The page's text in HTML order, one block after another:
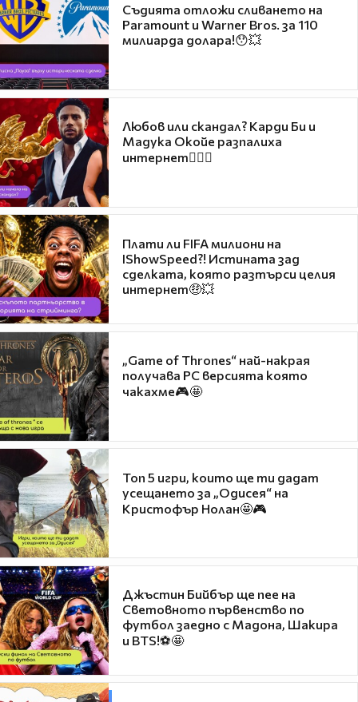
Съдията отложи сливането на
Paramount и Warner Bros. за 110
милиарда долара!😯💥
Любов или скандал? Карди Би и
Мадука Окойе разпалиха
интернет❤️‍🔥🔥
Плати ли FIFA милиони на
IShowSpeed?! Истината зад
сделката, която разтърси целия
интернет🤑💥
„Game of Thrones“ най-накрая
получава PC версията която
чакахме🎮🤩
Топ 5 игри, които ще ти дадат
усещането за „Одисея“ на
Кристофър Нолан🤩🎮
Джъстин Бийбър ще пее на
Световното първенство по
футбол заедно с Мадона, Шакира
и BTS!⚽🤩